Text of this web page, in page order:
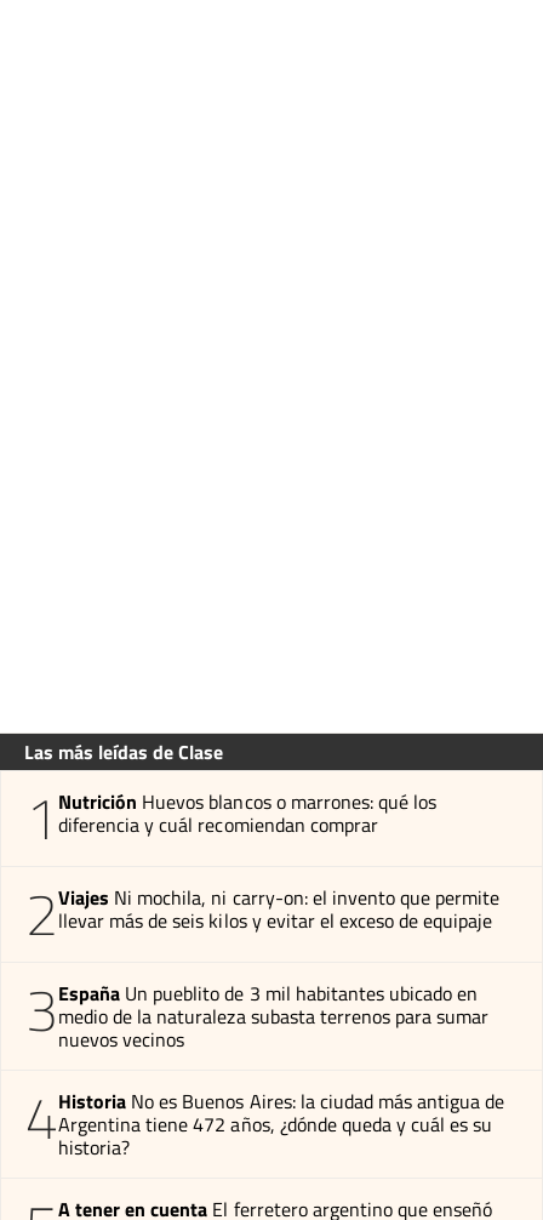
Las más leídas de Clase
1 Nutrición Huevos blancos o marrones: qué los
diferencia y cuál recomiendan comprar
2Viajes Ni mochila, ni carry-on: el invento que permite
llevar más de seis kilos y evitar el exceso de equipaje
3España Un pueblito de 3 mil habitantes ubicado en
medio de la naturaleza subasta terrenos para sumar
nuevos vecinos
4Historia No es Buenos Aires: la ciudad más antigua de
Argentina tiene 472 años, ¿dónde queda y cuál es su
historia?
A tener en cuenta El ferretero argentino que enseñó